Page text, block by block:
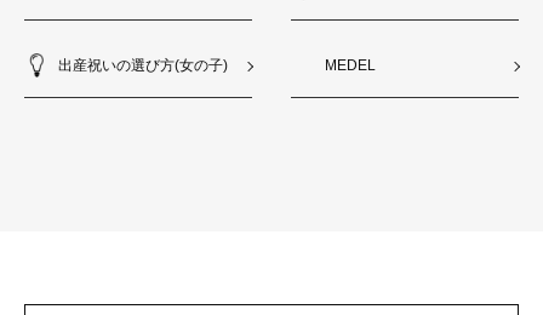
出産祝いの選び方(女の子) MEDEL